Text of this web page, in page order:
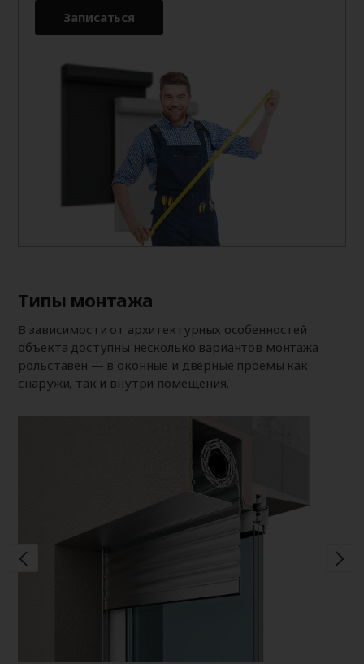
Записаться
Типы монтажа
В зависимости от архитектурных особенностей
объекта доступны несколько вариантов монтажа
рольставен — в оконные и дверные проемы как
снаружи, так и внутри помещения.